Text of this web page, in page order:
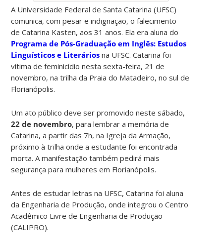
A Universidade Federal de Santa Catarina (UFSC)
comunica, com pesar e indignação, o falecimento
de Catarina Kasten, aos 31 anos. Ela era aluna do
Programa de Pós-Graduação em Inglês: Estudos
Linguísticos e Literários na UFSC. Catarina foi
vítima de feminicídio nesta sexta-feira, 21 de
novembro, na trilha da Praia do Matadeiro, no sul de
Florianópolis.
Um ato público deve ser promovido neste sábado,
22 de novembro, para lembrar a memória de
Catarina, a partir das 7h, na Igreja da Armação,
próximo à trilha onde a estudante foi encontrada
morta. A manifestação também pedirá mais
segurança para mulheres em Florianópolis.
Antes de estudar letras na UFSC, Catarina foi aluna
da Engenharia de Produção, onde integrou o Centro
Acadêmico Livre de Engenharia de Produção
(CALIPRO).